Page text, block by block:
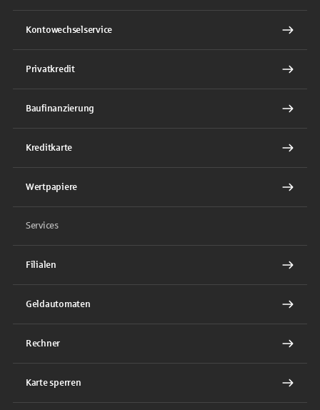
Kontowechselservice
Privatkredit
Baufinanzierung
Kreditkarte
Wertpapiere
Services
Filialen
Geldautomaten
Rechner
Karte sperren